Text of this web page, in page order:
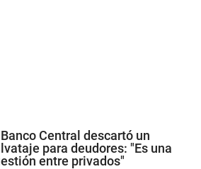
Central descartó un
para deudores: "Es una
entre privados"